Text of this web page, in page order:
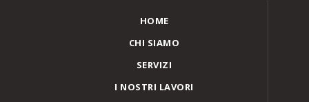
HOME
CHI SIAMO
SERVIZI
I NOSTRI LAVORI